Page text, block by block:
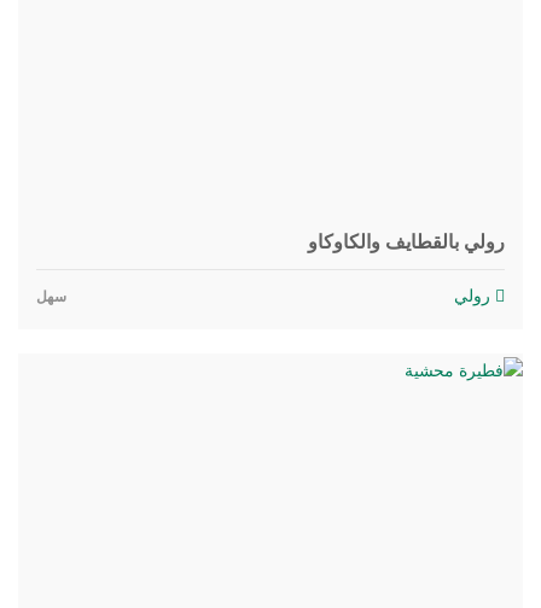
رولي بالقطايف والكاوكاو
رولي سهل